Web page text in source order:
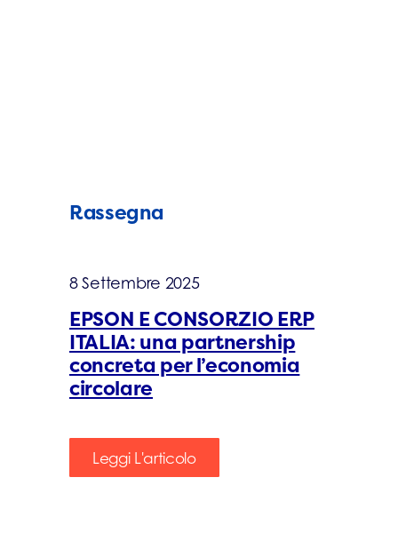
Rassegna
8 Settembre 2025
EPSON E CONSORZIO ERP
ITALIA: una partnership
concreta per l’economia
circolare
Leggi L'articolo